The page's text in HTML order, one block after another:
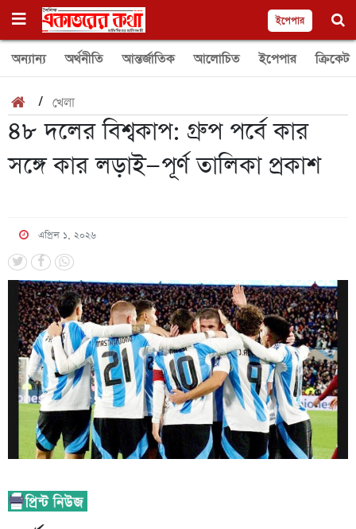
ইপেপার
অন্যান্য অর্থনীতি আন্তর্জাতিক আলোচিত ইপেপার ক্রিকেট
/ খেলা
৪৮ দলের বিশ্বকাপ: গ্রুপ পর্বে কার
সঙ্গে কার লড়াই—পূর্ণ তালিকা প্রকাশ
এপ্রিল ১, ২০২৬